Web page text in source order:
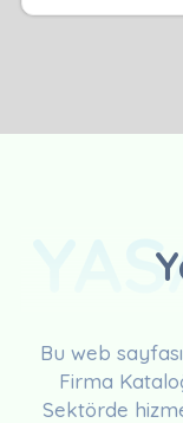
Bu web sayfası
Firma
Sektörde